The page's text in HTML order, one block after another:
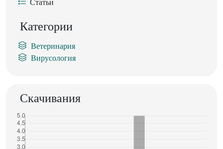
Статьи
Категории
Ветеринария
Вирусология
Скачивания